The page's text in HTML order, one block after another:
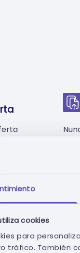
cookies
para
tráfico. También